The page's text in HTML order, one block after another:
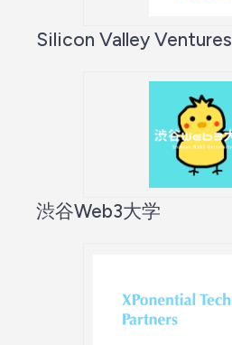
Silicon Valley Ventures
渋谷Web3大学